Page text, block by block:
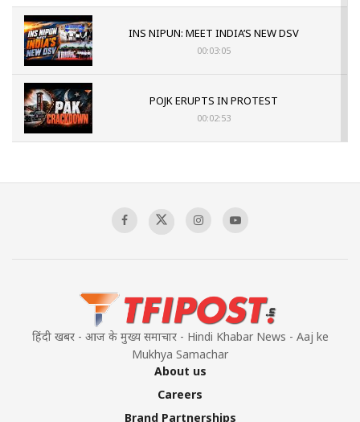
INS NIPUN: MEET INDIA’S NEW DSV
00:03:05
POJK ERUPTS IN PROTEST
00:02:53
Sagar
हिंदी खबर - आज के मुख्य समाचार - Hindi Khabar News - Aaj ke
Mukhya Samachar
About us
Careers
Brand Partnerships